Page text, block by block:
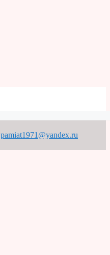
pamiat1971@yandex.ru